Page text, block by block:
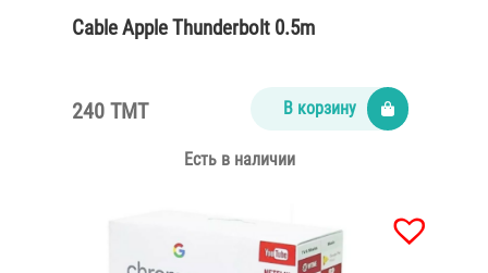
Cable Apple Thunderbolt 0.5m
240 TMT В корзину
Есть в наличии